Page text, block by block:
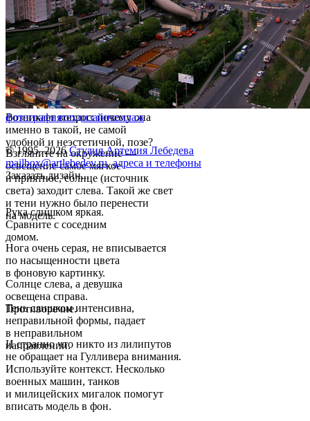
Возникает вопрос: почему она
именно в такой, не самой
удобной и неэстетичной, позе?
Взгляните на окружение —
освещение самое мягкое
и приятное, солнце (источник
света) заходит слева. Такой же свет
и тени нужно было перенести
на модель.
Рука слишком яркая.
Сравните с соседним
домом.
Нога очень серая, не вписывается
по насыщенности цвета
в фоновую картинку.
Солнце слева, а девушка
освещена справа.
Противоречие.
Тень слишком интенсивна,
неправильной формы, падает
в неправильном
направлении.
И странно что никто из лилипутов
не обращает на Гулливера внимания.
Используйте контекст. Несколько
военных машин, танков
и милицейских мигалок помогут
вписать модель в фон.
фотографиятехдизайнколлаж
© 1995–2026 Студия Артемия Лебедева
mailbox@artlebedev.ru, адреса и телефоны
Заказать дизайн...